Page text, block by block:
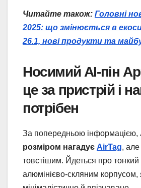
Читайте також: Головні
2025: що змінюється в
26.1, нові продукти та
Носимий AI-пін
це за пристрій і
потрібен
За попередньою інформацією,
розміром нагадує AirTag,
товстішим. Йдеться про тонкий
алюмінієво-скляним корпусом,